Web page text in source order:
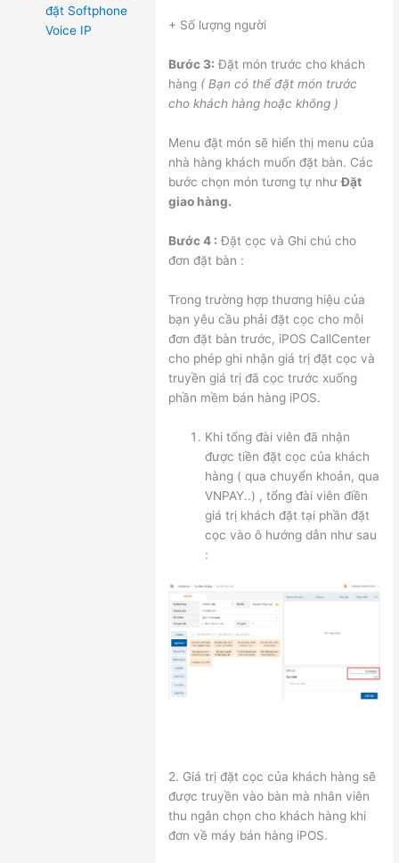
đặt Softphone
Voice IP
+ Số lượng người
Bước 3: Đặt món trước cho khách
hàng ( Bạn có thể đặt món trước
cho khách hàng hoặc không )
Menu đặt món sẽ hiển thị menu của
nhà hàng khách muốn đặt bàn. Các
bước chọn món tương tự nhưĐặt
giao hàng.
Bước 4 : Đặt cọc và Ghi chú cho
đơn đặt bàn :
Trong trường hợp thương hiệu của
bạn yêu cầu phải đặt cọc cho mỗi
đơn đặt bàn trước, iPOS CallCenter
cho phép ghi nhận giá trị đặt cọc và
truyền giá trị đã cọc trước xuống
phần mềm bán hàng iPOS.
Khi tổng đài viên đã nhận
được tiền đặt cọc của khách
hàng ( qua chuyển khoản, qua
VNPAY..) , tổng đài viên điền
giá trị khách đặt tại phần đặt
cọc vào ô hướng dẫn như sau
:
2. Giá trị đặt cọc của khách hàng sẽ
được truyền vào bàn mà nhân viên
thu ngân chọn cho khách hàng khi
đơn về máy bán hàng iPOS.